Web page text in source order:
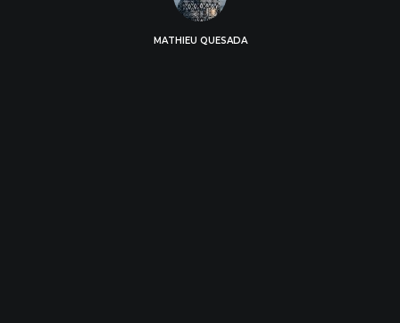
MATHIEU QUESADA